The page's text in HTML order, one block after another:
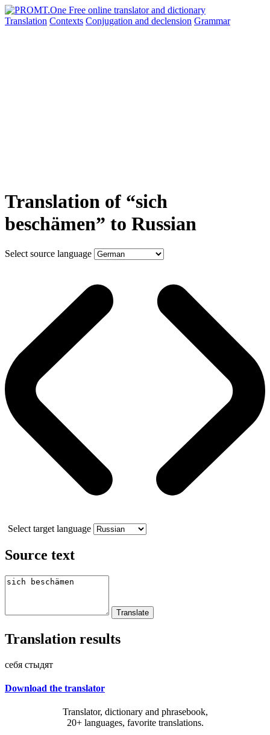
Translation Contexts Conjugation and declension Grammar
Translation of “sich
beschämen” to Russian
Select source language
Select target language
Source text
Translation results
себя стыдят
Download the translator
Translator, dictionary and phrasebook,
20+ languages, favorite translations.